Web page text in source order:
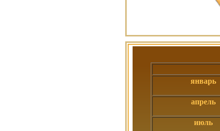
январь
апрель
июль